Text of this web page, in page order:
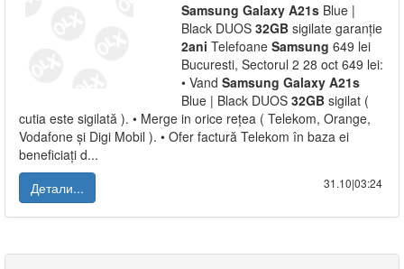
Samsung Galaxy A21s Blue |
Black DUOS 32GB sigilate garanție
2ani Telefoane Samsung 649 lei
Bucuresti, Sectorul 2 28 oct 649 lei:
• Vand Samsung Galaxy A21s
Blue | Black DUOS 32GB sigilat (
cutia este sigilată ). • Merge in orice rețea ( Telekom, Orange,
Vodafone și Digi Mobil ). • Ofer factură Telekom în baza ei
beneficiați d...
Детали...
31.10|03:24